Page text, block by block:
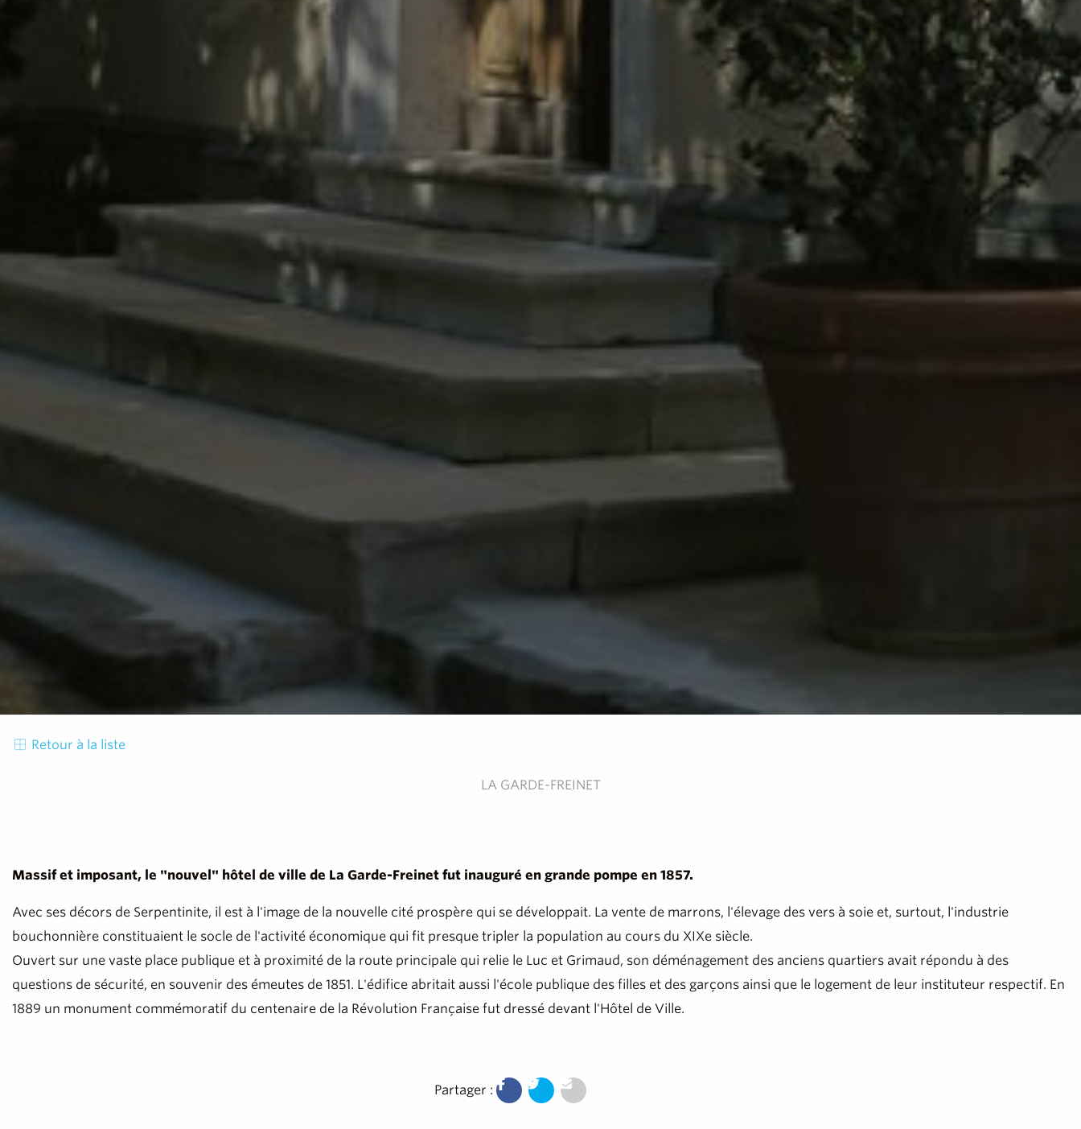
Retour à la liste
LA GARDE-FREINET
Massif et imposant, le "nouvel" hôtel de ville de La Garde-Freinet fut inauguré en grande pompe en 1857.
Avec ses décors de Serpentinite, il est à l'image de la nouvelle cité prospère qui se développait. La vente de marrons, l'élevage des vers à soie et, surtout, l'industrie
bouchonnière constituaient le socle de l'activité économique qui fit presque tripler la population au cours du XIXe siècle.
Ouvert sur une vaste place publique et à proximité de la route principale qui relie le Luc et Grimaud, son déménagement des anciens quartiers avait répondu à des
questions de sécurité, en souvenir des émeutes de 1851. L'édifice abritait aussi l'école publique des filles et des garçons ainsi que le logement de leur instituteur respectif. En
1889 un monument commémoratif du centenaire de la Révolution Française fut dressé devant l'Hôtel de Ville.
Partager :